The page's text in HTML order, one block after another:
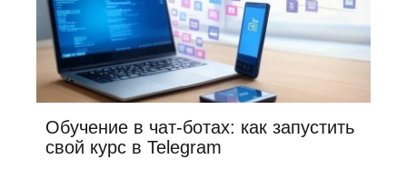
Обучение в чат-ботах: как запустить
свой курс в Telegram